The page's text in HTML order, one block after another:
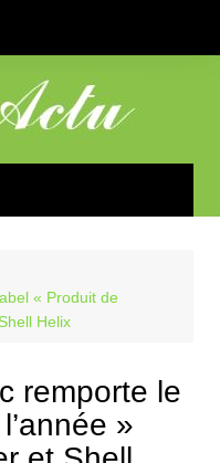
« Produit de
Helix
remporte le
»